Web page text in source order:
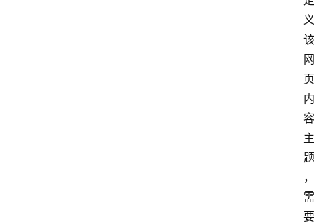
义
该
网
页
内
容
主
题
，
需
要